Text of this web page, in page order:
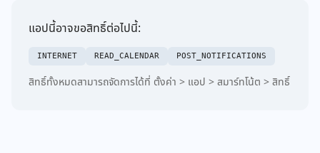
แอปนี้อาจขอสิทธิ์ต่อไปนี้:
INTERNET READ_CALENDAR POST_NOTIFICATIONS
สิทธิ์ทั้งหมดสามารถจัดการได้ที่ ตั้งค่า > แอป > สมาร์ทโน้ต > สิทธิ์